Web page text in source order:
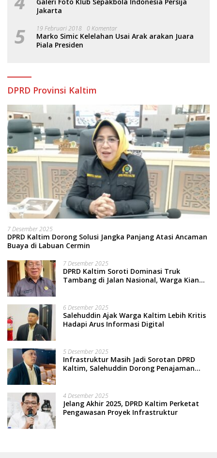
Jakarta
5 19 Februari 2018 0 Komentar
Marko Simic Kelelahan Usai Arak arakan Juara
Piala Presiden
DPRD Provinsi Kaltim
7 Desember 2025
DPRD Kaltim Dorong Solusi Jangka Panjang Atasi Ancaman
Buaya di Labuan Cermin
7 Desember 2025
DPRD Kaltim Soroti Dominasi Truk
Tambang di Jalan Nasional, Warga Kian
6 Desember 2025
Salehuddin Ajak Warga Kaltim Lebih Kritis
Hadapi Arus Informasi Digital
5 Desember 2025
Infrastruktur Masih Jadi Sorotan DPRD
Kaltim, Salehuddin Dorong Penajaman
4 Desember 2025
Jelang Akhir 2025, DPRD Kaltim Perketat
Pengawasan Proyek Infrastruktur